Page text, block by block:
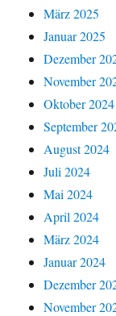
März 2025
Januar 2025
Dezember
November
Oktober 2024
September
August 2024
Juli 2024
Mai 2024
April 2024
März 2024
Januar 2024
Dezember
November